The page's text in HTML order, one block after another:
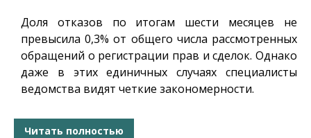
Доля отказов по итогам шести месяцев не
превысила 0,3% от общего числа рассмотренных
обращений о регистрации прав и сделок. Однако
даже в этих единичных случаях специалисты
ведомства видят четкие закономерности.
Читать полностью